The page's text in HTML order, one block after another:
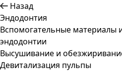
Назад
Эндодонтия
Вспомогательные материалы
эндодонтии
Высушивание и
Девитализация пульпы